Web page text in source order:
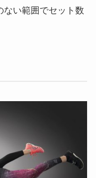
ない範囲でセット数